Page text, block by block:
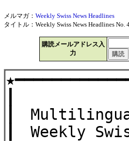
メルマガ： Weekly Swiss News Headlines
タイトル：Weekly Swiss News Headlines
購読メールアドレス入
力
┃
┃ Weekly